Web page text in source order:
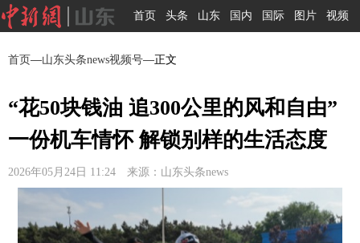
首页 头条 山东 国内 国际 图片 视频
首页—山东头条news视频号—正文
“花50块钱油 追300公里的风和自由”
一份机车情怀 解锁别样的生活态度
2026年05月24日 11:24 来源：山东头条news